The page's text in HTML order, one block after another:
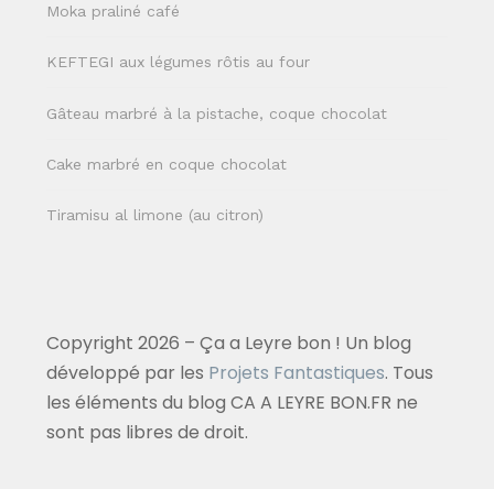
Moka praliné café
KEFTEGI aux légumes rôtis au four
Gâteau marbré à la pistache, coque chocolat
Cake marbré en coque chocolat
Tiramisu al limone (au citron)
Copyright 2026 – Ça a Leyre bon ! Un blog
développé par les Projets Fantastiques. Tous
les éléments du blog CA A LEYRE BON.FR ne
sont pas libres de droit.